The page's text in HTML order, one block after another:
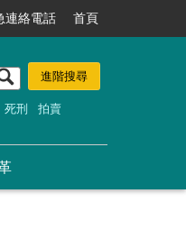
連絡電話 首頁
死刑 拍賣